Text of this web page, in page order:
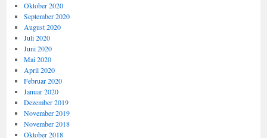
Oktober 2020
September 2020
August 2020
Juli 2020
Juni 2020
Mai 2020
April 2020
Februar 2020
Januar 2020
Dezember 2019
November 2019
November 2018
Oktober 2018